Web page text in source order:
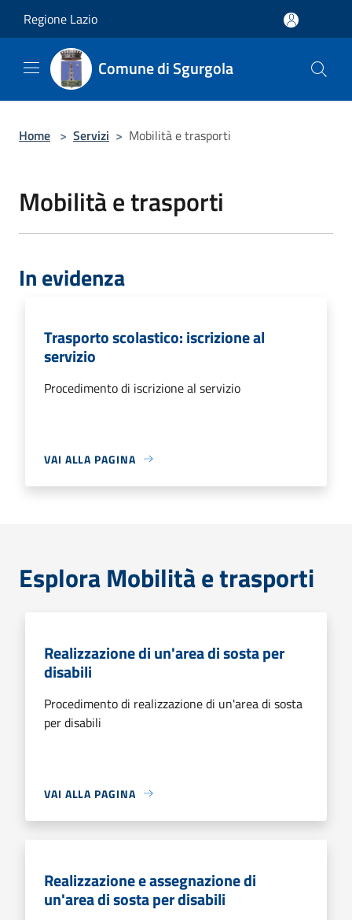
Regione Lazio
Comune di Sgurgola
Home > Servizi > Mobilità e trasporti
Mobilità e trasporti
In evidenza
Trasporto scolastico: iscrizione al
servizio
Procedimento di iscrizione al servizio
VAI ALLA PAGINA
Esplora Mobilità e trasporti
Realizzazione di un'area di sosta per
disabili
Procedimento di realizzazione di un'area di sosta
per disabili
VAI ALLA PAGINA
Realizzazione e assegnazione di
un'area di sosta per disabili